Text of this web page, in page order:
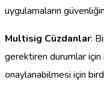
uygulamaların
Multisig Cüzdanlar:
gerektiren durumlar için
onaylanabilmesi için